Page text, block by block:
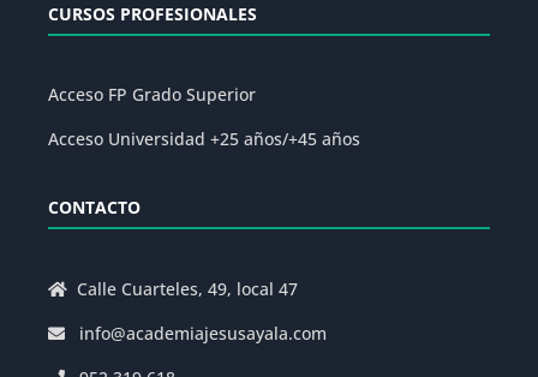
CURSOS PROFESIONALES
Acceso FP Grado Superior
Acceso Universidad +25 años/+45 años
CONTACTO
Calle Cuarteles, 49, local 47
info@academiajesusayala.com